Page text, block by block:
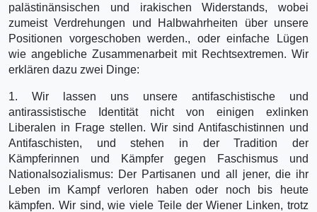
palästinänsischen und irakischen Widerstands, wobei
zumeist Verdrehungen und Halbwahrheiten über unsere
Positionen vorgeschoben werden., oder einfache Lügen
wie angebliche Zusammenarbeit mit Rechtsextremen. Wir
erklären dazu zwei Dinge:
1. Wir lassen uns unsere antifaschistische und
antirassistische Identität nicht von einigen exlinken
Liberalen in Frage stellen. Wir sind Antifaschistinnen und
Antifaschisten, und stehen in der Tradition der
Kämpferinnen und Kämpfer gegen Faschismus und
Nationalsozialismus: Der Partisanen und all jener, die ihr
Leben im Kampf verloren haben oder noch bis heute
kämpfen. Wir sind, wie viele Teile der Wiener Linken, trotz